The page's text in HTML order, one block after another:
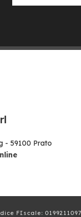
- 59100 Prato
FIscale: